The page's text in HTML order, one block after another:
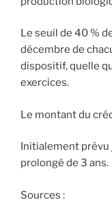
Le seuil de 40 %
décembre de
dispositif, quelle
exercices.
Le montant du
Initialement prévu
prolongé de 3 ans.
Sources :